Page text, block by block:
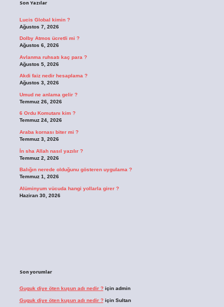
Son Yazılar
Lucis Global kimin ?
Ağustos 7, 2026
Dolby Atmos ücretli mi ?
Ağustos 6, 2026
Avlanma ruhsatı kaç para ?
Ağustos 5, 2026
Akdi faiz nedir hesaplama ?
Ağustos 3, 2026
Umud ne anlama gelir ?
Temmuz 26, 2026
6 Ordu Komutanı kim ?
Temmuz 24, 2026
Araba kornası biter mi ?
Temmuz 3, 2026
İn sha Allah nasıl yazılır ?
Temmuz 2, 2026
Balığın nerede olduğunu gösteren uygulama ?
Temmuz 1, 2026
Alüminyum vücuda hangi yollarla girer ?
Haziran 30, 2026
Son yorumlar
Guguk diye öten kuşun adı nedir ?için admin
Guguk diye öten kuşun adı nedir ?için Sultan